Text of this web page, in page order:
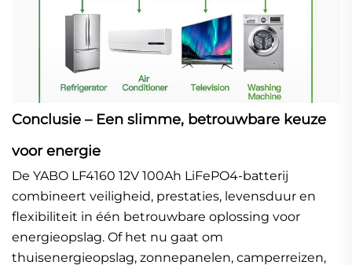
Conclusie – Een slimme, betrouwbare keuze
voor energie
De YABO LF4160 12V 100Ah LiFePO4-batterij
combineert veiligheid, prestaties, levensduur en
flexibiliteit in één betrouwbare oplossing voor
energieopslag. Of het nu gaat om
thuisenergieopslag, zonnepanelen, camperreizen,